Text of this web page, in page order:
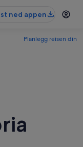
ned appen
Planlegg reisen din